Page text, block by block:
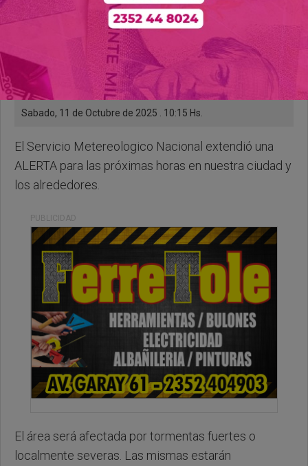
Sabado, 11 de Octubre de 2025 . 10:15 Hs.
El Servicio Metereologico Nacional extendió una
ALERTA para las próximas horas en nuestra ciudad y
los alrededores.
PUBLICIDAD
El área será afectada por tormentas fuertes o
localmente severas. Las mismas estarán